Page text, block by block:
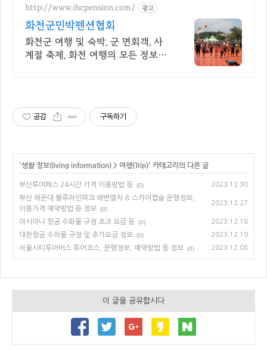
http://www.ihcpension.com/ 광고
화천군민박펜션협회
화천군 여행 및 숙박, 군 면회객, 사
계절 축제, 화천 여행의 모든 정보를
공감 구독하기
'생활 정보(living information) > 여행(Trip)' 카테고리의 다른 글
부산투어패스 24시간 가격 이용방법 등 (0) 2023.12.30
부산 해운대 블루라인파크 해변열차 & 스카이캡슐 운행정보,
이용가격 예약방법 등 정보 (0)
2023.12.27
아시아나 항공 수화물 규정 초과 요금 등 (0) 2023.12.18
대한항공 수하물 규정 및 추가요금 정보 (0) 2023.12.10
서울시티투어버스 투어코스, 운행정보, 예약방법 등 정보 (0) 2023.12.08
이 글을 공유합시다